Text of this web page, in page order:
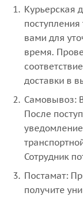
Курьерская
вами для
время.
доставки в
Самовывоз:
После
Сотрудник
Постамат:
получите